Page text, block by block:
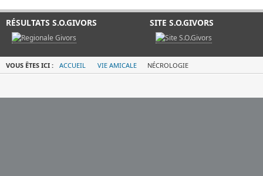
RÉSULTATS S.O.GIVORS SITE S.O.GIVORS
VOUS ÊTES ICI : ACCUEIL VIE AMICALE NÉCROLOGIE